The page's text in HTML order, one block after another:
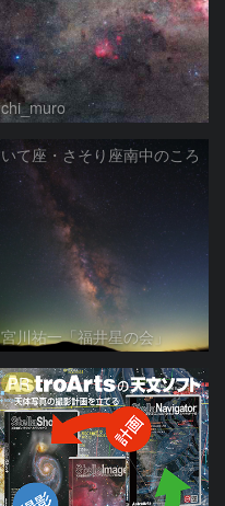
chi_muro
いて座・さそり座南中のころ
宮川祐一「福井星の会」
PR